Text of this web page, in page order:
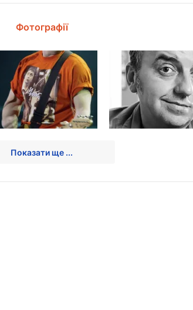
Фотографії
Показати ще ...